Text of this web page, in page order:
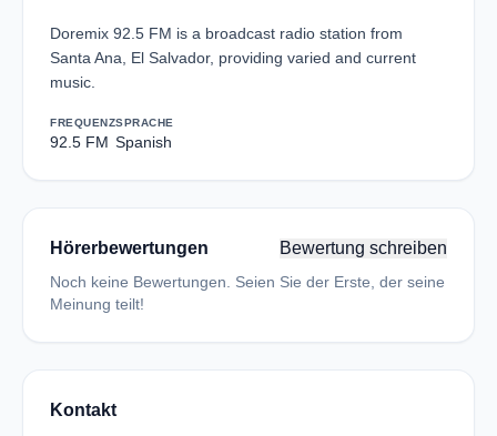
Doremix 92.5 FM is a broadcast radio station from
Santa Ana, El Salvador, providing varied and current
music.
FREQUENZ
92.5 FM
SPRACHE
Spanish
Hörerbewertungen Bewertung schreiben
Noch keine Bewertungen. Seien Sie der Erste, der seine
Meinung teilt!
Kontakt